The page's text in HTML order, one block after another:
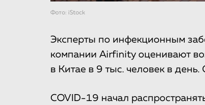
Фото: iStock
Эксперты по инфекционным
компании Airfinity оценивают
в Китае в 9 тыс. человек в день.
COVID-19 начал